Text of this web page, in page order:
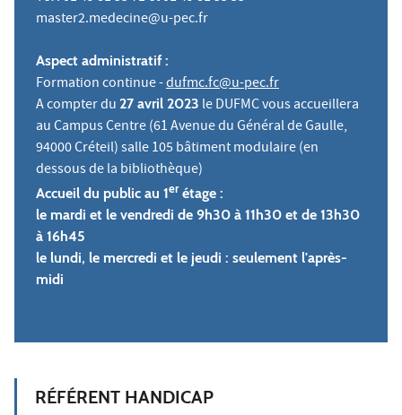
master2.medecine@u-pec.fr
Aspect administratif :
Formation continue -dufmc.fc@u-pec.fr
A compter du 27 avril 2023 le DUFMC vous accueillera
au Campus Centre (61 Avenue du Général de Gaulle,
94000 Créteil) salle 105 bâtiment modulaire (en
dessous de la bibliothèque)
Accueil du public au 1erétage :
le mardi et le vendredi de 9h30 à 11h30 et de 13h30
à 16h45
le lundi, le mercredi et le jeudi : seulement l'après-
midi
RÉFÉRENT HANDICAP